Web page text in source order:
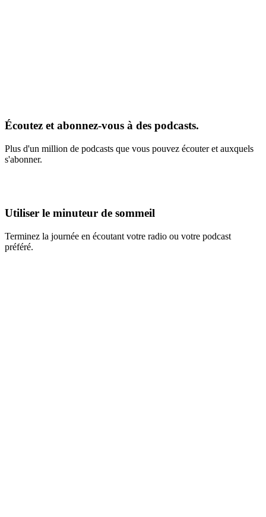
Écoutez et abonnez-vous à des podcasts.
Plus d'un million de podcasts que vous pouvez écouter et auxquels
s'abonner.
Utiliser le minuteur de sommeil
Terminez la journée en écoutant votre radio ou votre podcast
préféré.